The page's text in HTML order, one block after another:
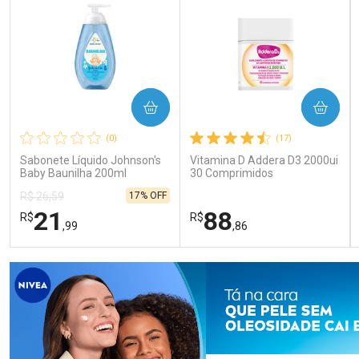
(0)
Sabonete Líquido Johnson's
Baby Baunilha 200ml
R$ 26,59
R$21 ,99
17% OFF
COMPRAR
FECHAR
Laboratório
FECHAR
Por Menos
(17)
Vitamina D Addera D3 2000ui
30 Comprimidos
R$88,86
COMPRAR
Laboratório
Por Menos